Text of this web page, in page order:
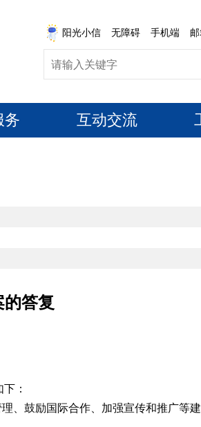
阳光小信 无障碍 手机端
务 互动交流
的答复
：
、鼓励国际合作、加强宣传和推广等